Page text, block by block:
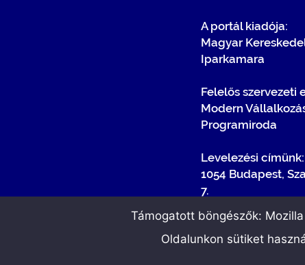
A portál kiadója:
Magyar
Iparkamara
Felelős szervezeti
Modern
Programiroda
Levelezési címünk:
1054 Budapest,
7.
Támogatott böngészők:
Oldalunkon sütiket